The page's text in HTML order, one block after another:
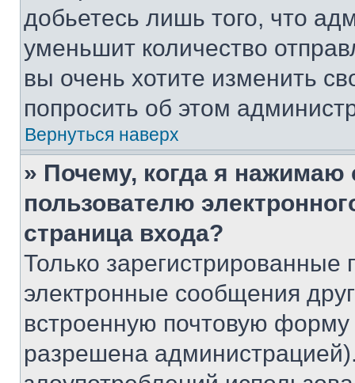
добьетесь лишь того, что
уменьшит количество
вы очень хотите изменить
попросить об этом
Вернуться наверх
» Почему, когда я нажимаю
пользователю
страница входа?
Только зарегистрированные
электронные сообщения
встроенную почтовую
разрешена